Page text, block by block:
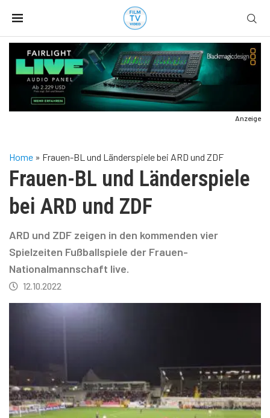
Anzeige
Home » Frauen-BL und Länderspiele bei ARD und ZDF
Frauen-BL und Länderspiele
bei ARD und ZDF
ARD und ZDF zeigen in den kommenden vier
Spielzeiten Fußballspiele der Frauen-
Nationalmannschaft live.
12.10.2022